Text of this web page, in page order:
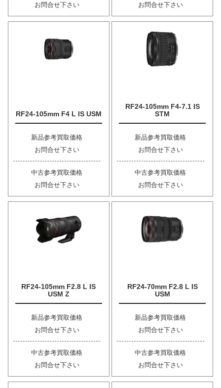
お問合せ下さい
お問合せ下さい
RF24-105mm F4 L IS USM
新品参考買取価格
お問合せ下さい
中古参考買取価格
お問合せ下さい
RF24-105mm F4-7.1 IS
STM
新品参考買取価格
お問合せ下さい
中古参考買取価格
お問合せ下さい
RF24-105mm F2.8 L IS
USM Z
新品参考買取価格
お問合せ下さい
中古参考買取価格
お問合せ下さい
RF24-70mm F2.8 L IS
USM
新品参考買取価格
お問合せ下さい
中古参考買取価格
お問合せ下さい